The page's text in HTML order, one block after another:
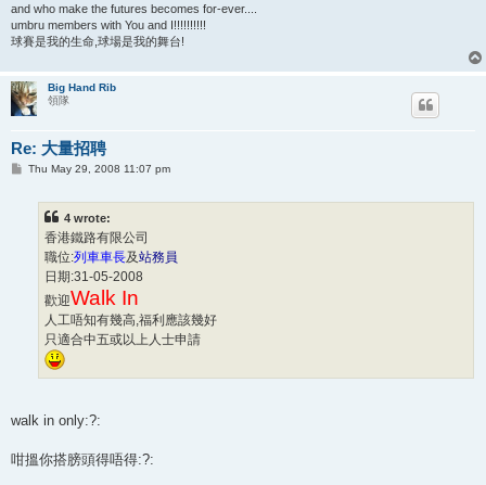
and who make the futures becomes for-ever....
umbru members with You and I!!!!!!!!!!
球賽是我的生命,球場是我的舞台!
Big Hand Rib
領隊
Re: 大量招聘
PThu May 29, 2008 11:07 pm
4 wrote:
香港鐵路有限公司
職位:列車車長及站務員
日期:31-05-2008
歡迎Walk In
人工唔知有幾高,福利應該幾好
只適合中五或以上人士申請
walk in only:?:
咁搵你搭膀頭得唔得:?: